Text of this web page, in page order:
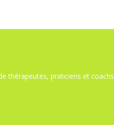
thérapeutes, praticiens et coachs